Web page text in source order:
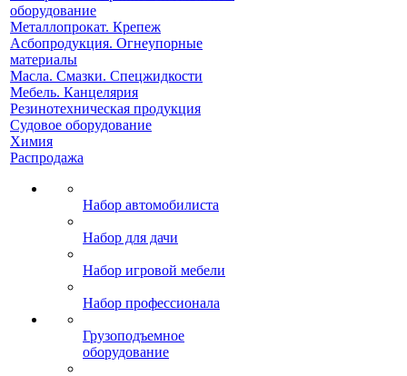
оборудование
Металлопрокат. Крепеж
Асбопродукция. Огнеупорные
материалы
Масла. Смазки. Спецжидкости
Мебель. Канцелярия
Резинотехническая продукция
Судовое оборудование
Химия
Распродажа
Набор автомобилиста
Набор для дачи
Набор игровой мебели
Набор профессионала
Грузоподъемное
оборудование